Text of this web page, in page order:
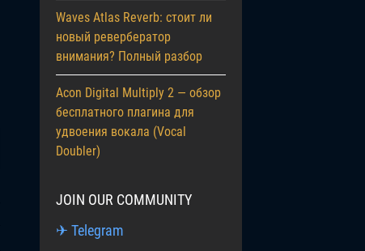
Waves Atlas Reverb: стоит ли
новый ревербератор
внимания? Полный разбор
Acon Digital Multiply 2 — обзор
бесплатного плагина для
удвоения вокала (Vocal
Doubler)
JOIN OUR COMMUNITY
✈ Telegram